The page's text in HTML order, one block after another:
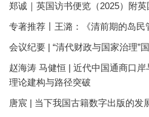
郑诚｜英国访书便览（2025）附
专著推荐丨王潞：《清前期的岛民
会议纪要 | “清代财政与国家治理”
赵海涛 马健恒 | 近代中国通商口
理论建构与路径突破
唐宸 | 当下我国古籍数字出版的发